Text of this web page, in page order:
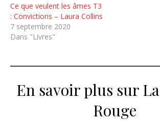
Ce que veulent les âmes T3
: Convictions – Laura Collins
7 septembre 2020
Dans "Livres"
En savoir plus sur
Rouge